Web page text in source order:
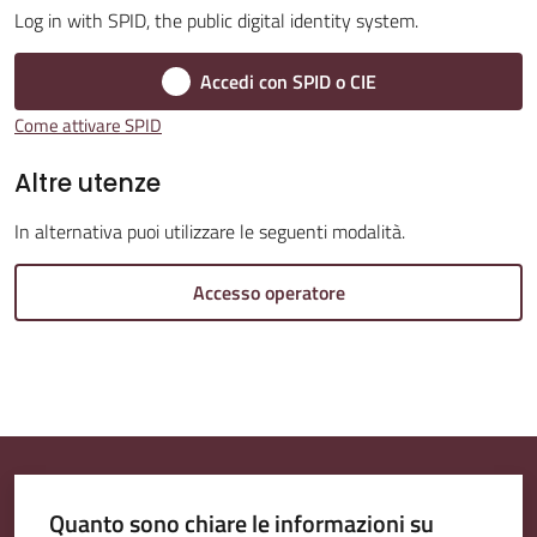
Amministrazione
Tutti
Log in with SPID, the public digital identity system.
Accedi con SPID o CIE
Come attivare SPID
Altre utenze
In alternativa puoi utilizzare le seguenti modalità.
Accesso operatore
Quanto sono chiare le informazioni su